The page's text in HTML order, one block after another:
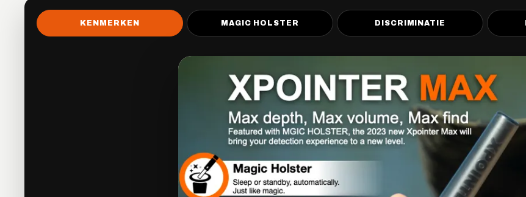
KENMERKEN MAGIC HOLSTER DISCRIMINATIE